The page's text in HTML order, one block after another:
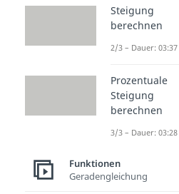
Nach
Studyflix zu
Die
Nullstellen
Steigung
berechnen
2/3 – Dauer: 03:37
Prozentuale
Steigung
berechnen
3/3 – Dauer: 03:28
Funktionen
Geradengleichung